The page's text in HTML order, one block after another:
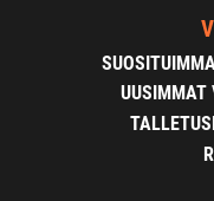
UUSIMMAT